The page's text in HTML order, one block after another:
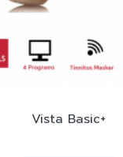
Vista Basic+